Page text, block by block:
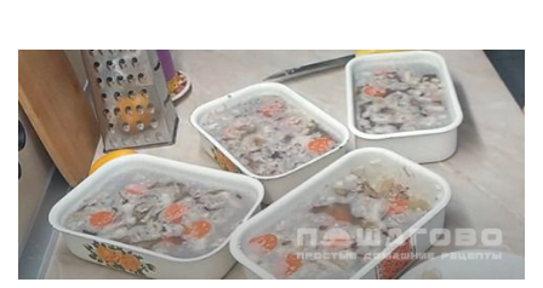
Холодец из свиной головы